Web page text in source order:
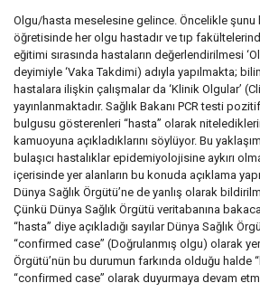
Olgu/hasta meselesine gelince. Öncelikle şunu
öğretisinde her olgu hastadır ve tıp
eğitimi sırasında hastaların değerlendirilmesi
deyimiyle ‘Vaka Takdimi) adıyla yapılmakta;
hastalara ilişkin çalışmalar da ‘Klinik Olgular’
yayınlanmaktadır. Sağlık Bakanı PCR testi
bulgusu gösterenleri “hasta” olarak
kamuoyuna açıkladıklarını söylüyor. Bu
bulaşıcı hastalıklar epidemiyolojisine aykırı
içerisinde yer alanların bu konuda açıklama
Dünya Sağlık Örgütü’ne de yanlış olarak
Çünkü Dünya Sağlık Örgütü veritabanına
“hasta” diye açıkladığı sayılar Dünya Sağlık
“confirmed case” (Doğrulanmış olgu) olarak yer
Örgütü’nün bu durumun farkında olduğu halde
“confirmed case” olarak duyurmaya devam